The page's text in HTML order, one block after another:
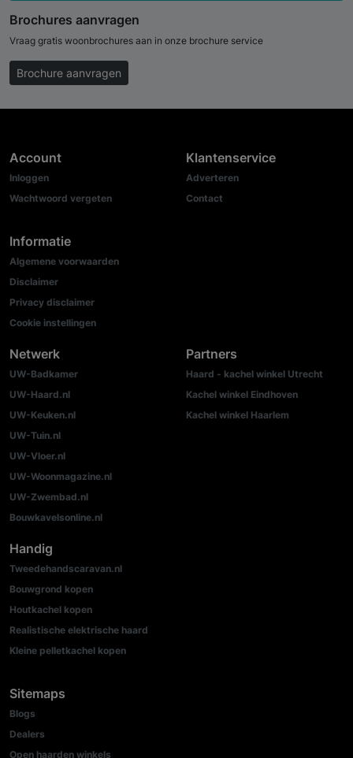
Brochures aanvragen
Vraag gratis woonbrochures aan in onze brochure service
Brochure aanvragen
Account
Inloggen
Wachtwoord vergeten
Informatie
Algemene voorwaarden
Disclaimer
Privacy disclaimer
Cookie instellingen
Klantenservice
Adverteren
Contact
Netwerk
UW-Badkamer
UW-Haard.nl
UW-Keuken.nl
UW-Tuin.nl
UW-Vloer.nl
UW-Woonmagazine.nl
UW-Zwembad.nl
Bouwkavelsonline.nl
Partners
Haard - kachel winkel Utrecht
Kachel winkel Eindhoven
Kachel winkel Haarlem
Handig
Tweedehandscaravan.nl
Bouwgrond kopen
Houtkachel kopen
Realistische elektrische haard
Kleine pelletkachel kopen
Sitemaps
Blogs
Dealers
Open haarden winkels